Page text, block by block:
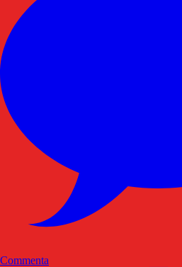
Commenta